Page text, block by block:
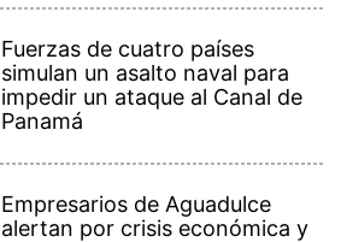
Fuerzas de cuatro países
simulan un asalto naval para
impedir un ataque al Canal de
Panamá
Empresarios de Aguadulce
alertan por crisis económica y